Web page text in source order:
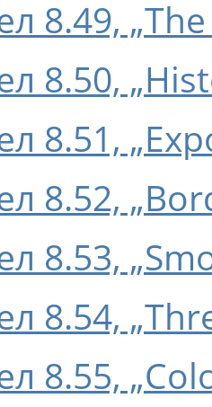
8.49,
8.50,
8.51,
8.52,
8.53,
8.54,
8.55,